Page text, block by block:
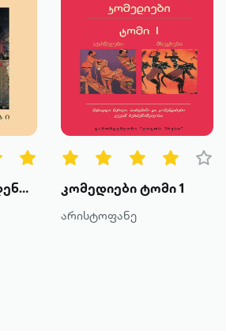
ნაციონალური იდენტობა კომედიები ტომი 1
არისტოფანე